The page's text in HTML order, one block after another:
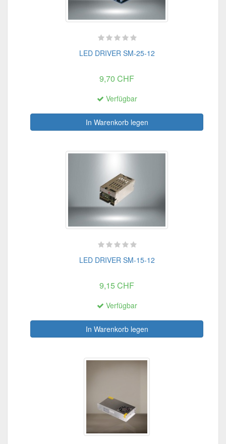
LED DRIVER SM-25-12
9,70 CHF
Verfügbar
In Warenkorb legen
LED DRIVER SM-15-12
9,15 CHF
Verfügbar
In Warenkorb legen